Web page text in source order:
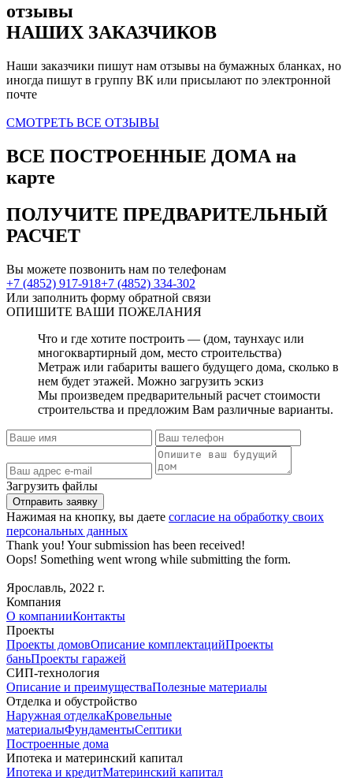
отзывы
НАШИХ ЗАКАЗЧИКОВ
Наши заказчики пишут нам отзывы на бумажных бланках, но
иногда пишут в группу ВК или присылают по электронной
почте
СМОТРЕТЬ ВСЕ ОТЗЫВЫ
ВСЕ ПОСТРОЕННЫЕ ДОМАна
карте
ПОЛУЧИТЕ ПРЕДВАРИТЕЛЬНЫЙ
РАСЧЕТ
Вы можете позвонить нам по телефонам
+7 (4852) 917-918+7 (4852) 334-302
Или заполнить форму обратной связи
ОПИШИТЕ ВАШИ ПОЖЕЛАНИЯ
Что и где хотите построить — (дом, таунхаус или
многоквартирный дом, место строительства)
Метраж или габариты вашего будущего дома, сколько в
нем будет этажей. Можно загрузить эскиз
Мы произведем предварительный расчет стоимости
строительства и предложим Вам различные варианты.
Загрузить файлы
Нажимая на кнопку, вы даете согласие на обработку своих
персональных данных
Thank you! Your submission has been received!
Oops! Something went wrong while submitting the form.
Ярославль, 2022 г.
Компания
О компанииКонтакты
Проекты
Проекты домовОписание комплектацийПроекты
баньПроекты гаражей
СИП-технология
Описание и преимуществаПолезные материалы
Отделка и обустройство
Наружная отделкаКровельные
материалыФундаментыСептики
Построенные дома
Ипотека и материнский капитал
Ипотека и кредитМатеринский капитал